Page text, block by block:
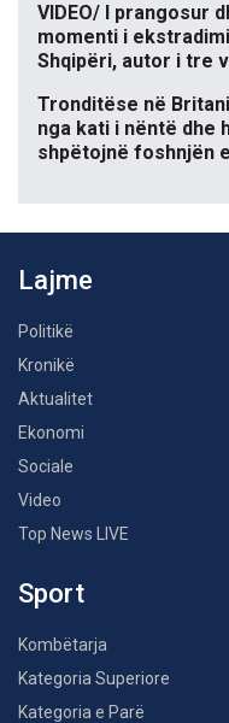
VIDEO/ I prangosur
momenti i
Shqipëri, autor i tre
Tronditëse në
nga kati i nëntë dhe
shpëtojnë foshnjën
Lajme
Politikë
Kronikë
Aktualitet
Ekonomi
Sociale
Video
Top News LIVE
Sport
Kombëtarja
Kategoria Superiore
Kategoria e Parë